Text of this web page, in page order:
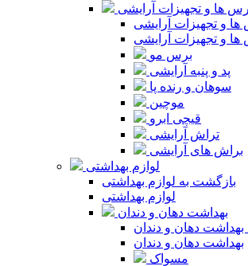
ها و تجهیزات آرایشی
و تجهیزات آرایشی
و تجهیزات آرایشی
برس مو
پد و پنبه آرایشی
سوهان و رنده پا
موچین
قیچی ابرو
تراش آرایشی
براش های آرایشی
لوازم بهداشتی
بازگشت به لوازم بهداشتی
لوازم بهداشتی
بهداشت دهان و دندان
دهان و دندان
بهداشت دهان و دندان
مسواک